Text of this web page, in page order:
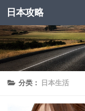
跳至内容
日本攻略
分类： 日本生活